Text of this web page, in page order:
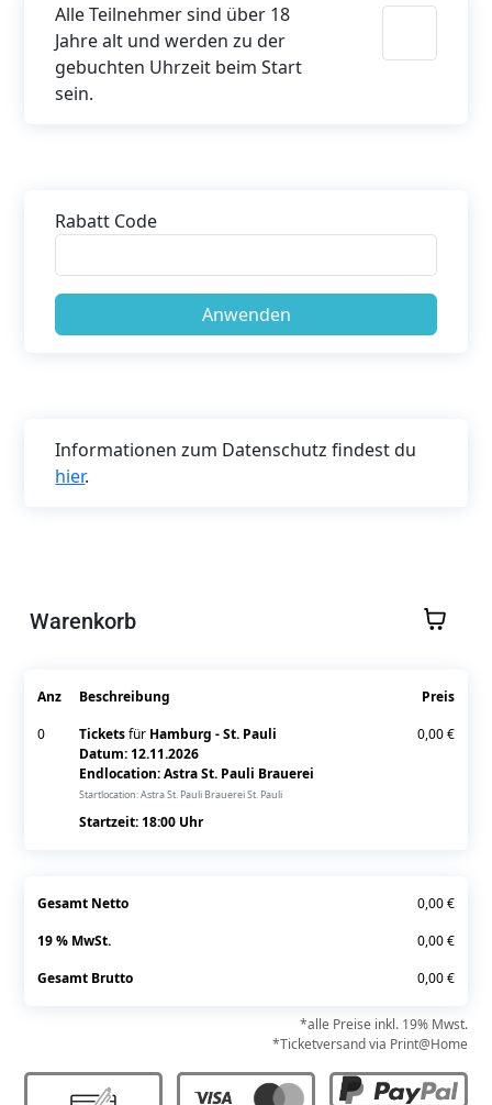
Alle Teilnehmer sind über 18
Jahre alt und werden zu der
gebuchten Uhrzeit beim Start
sein.
Rabatt Code
Informationen zum Datenschutz findest du
hier.
Warenkorb
Anz Beschreibung
Preis
0
Ticketsfür Hamburg - St. Pauli
Datum: 12.11.2026
Endlocation: Astra St. Pauli Brauerei
Startlocation: Astra St. Pauli Brauerei St. Pauli
Startzeit:18:00Uhr
0,00 €
Gesamt Netto
0,00 €
19 % MwSt.
0,00 €
Gesamt Brutto
0,00 €
*alle Preise inkl. 19% Mwst.
*Ticketversand via Print@Home